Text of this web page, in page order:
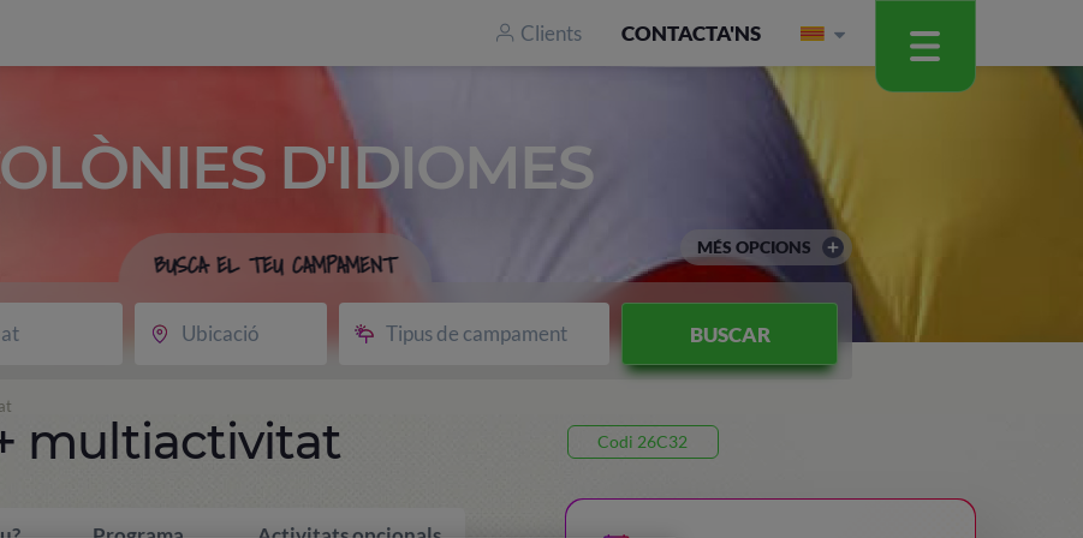
Clients CONTACTA'NS
D'IDIOMES
BUSCA EL TEU CAMPAMENT
Ubicació Tipus de campament BUSCAR
MÉS OPCIONS
multiactivitat Codi 26C32